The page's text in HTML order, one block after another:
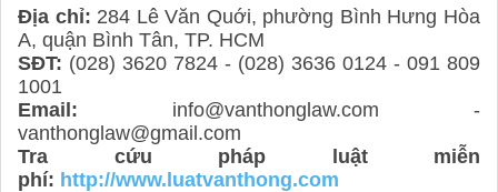
Địa chỉ: 284 Lê Văn Quới, phường Bình Hưng Hòa
A, quận Bình Tân, TP. HCM
SĐT: (028) 3620 7824 - (028) 3636 0124 - 091 809
1001
Email: info@vanthonglaw.com -
vanthonglaw@gmail.com
Tra cứu pháp luật miễn
phí: http://www.luatvanthong.com